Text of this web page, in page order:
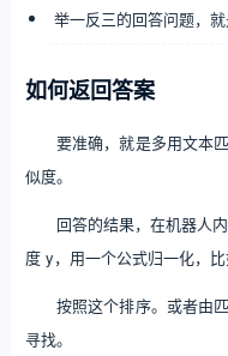
举一反三的回答问题，
如何返回答案
要准确，就是多用文本
似度。
回答的结果，在机器人
度 y，用一个公式归一化，
按照这个排序。或者由
寻找。